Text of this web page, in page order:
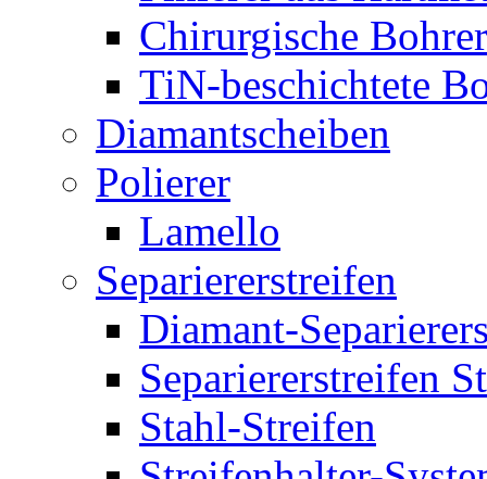
Chirurgische Bohrer
TiN-beschichtete
Diamantscheiben
Polierer
Lamello
Separiererstreifen
Diamant-
Separiererstreifen
Stahl-Streifen